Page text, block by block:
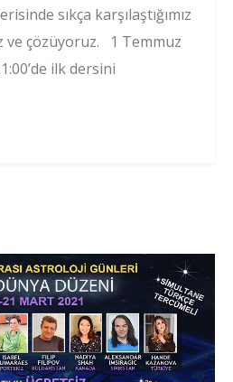
sıkça karşılaştığımız
ve çözüyoruz. 1 Temmuz
ilk dersini